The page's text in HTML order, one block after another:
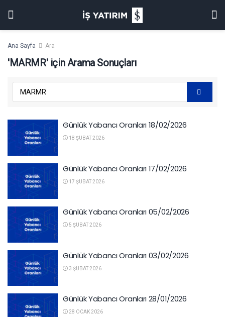
Ana Sayfa Ara
'MARMR' için Arama Sonuçları
Günlük Yabancı Oranları 18/02/2026
18 ŞUBAT 2026
Günlük Yabancı Oranları 17/02/2026
17 ŞUBAT 2026
Günlük Yabancı Oranları 05/02/2026
5 ŞUBAT 2026
Günlük Yabancı Oranları 03/02/2026
3 ŞUBAT 2026
Günlük Yabancı Oranları 28/01/2026
28 OCAK 2026